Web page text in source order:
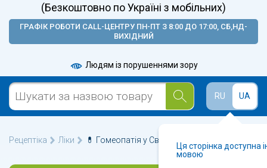
(Безкоштовно по Україні з мобільних)
ГРАФІК РОБОТИ CALL-ЦЕНТРУ ПН-ПТ З 8:00 ДО 17:00, СБ,НД-
ВИХІДНИЙ
Людям із порушеннями зору
RU UA
Ця сторінка доступна
мовою
Рецептіка Ліки 💊 Гомеопатія у Світловодську 🩺